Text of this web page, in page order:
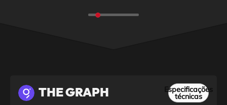
THE GRAPH Especificações
técnicas